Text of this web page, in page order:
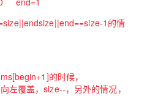
1的情
的时候，
左覆盖，size--，另外的情况，